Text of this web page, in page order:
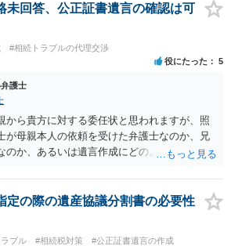
未回答、公正証書遺言の確認は可
#相続トラブルの代理交渉
役にたった 5
護士
から貴方に対する委任状と思われますが、照
が母親本人の依頼を受けた弁護士なのか、兄
のか、あるいは遺言作成にどのような立場で
の弁護士が母親本人から依頼を受けているの
する報告義務が問題となります。母親が貴方
えており、委任状の内容にも、弁護士との連
遺言の作成有無や控えの確認等が含まれてい
定の際の遺産協議分割書の必要性
ブル #相続税対策
#公正証書遺言の作成